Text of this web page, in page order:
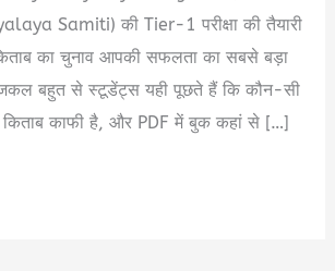
Samiti) की Tier-1 परीक्षा की तैयारी
का चुनाव आपकी सफलता का सबसे बड़ा
बहुत से स्टूडेंट्स यही पूछते हैं कि कौन-सी
किताब काफी है, और PDF में बुक कहां से […]